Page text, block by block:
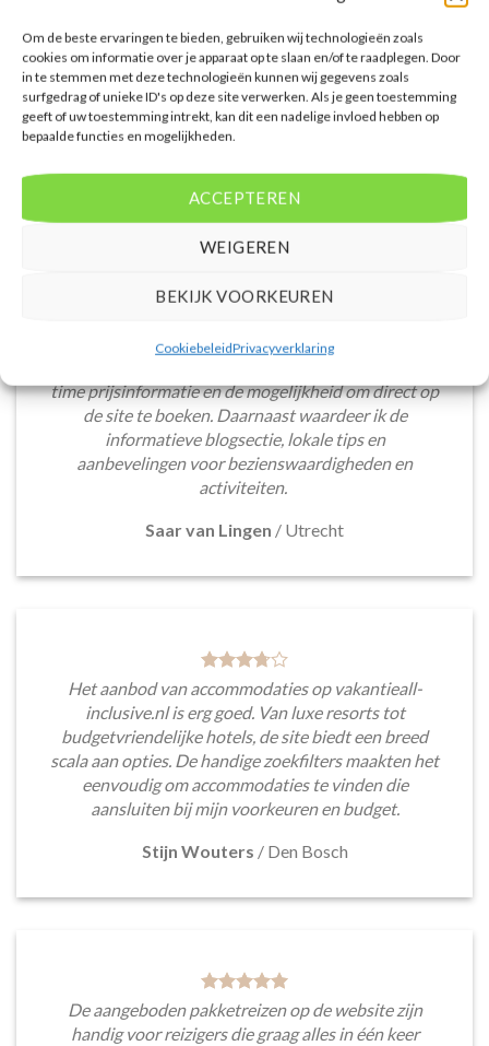
Om de beste ervaringen te bieden, gebruiken wij technologieën zoals
cookies om informatie over je apparaat op te slaan en/of te raadplegen. Door
in te stemmen met deze technologieën kunnen wij gegevens zoals
surfgedrag of unieke ID's op deze site verwerken. Als je geen toestemming
geeft of uw toestemming intrekt, kan dit een nadelige invloed hebben op
bepaalde functies en mogelijkheden.
ACCEPTEREN
WEIGEREN
BEKIJK VOORKEUREN
CookiebeleidPrivacyverklaring
PRIJZEN EN BOEKEN
per persoon.
PRIJZEN EN BOEKEN
WAT ZE OVER ONS ZEGGEN
accommodaties met verschillende filters zoals
time prijsinformatie en de mogelijkheid om direct op
de site te boeken. Daarnaast waardeer ik de
informatieve blogsectie, lokale tips en
aanbevelingen voor bezienswaardigheden en
activiteiten.
Saar van Lingen / Utrecht
Het aanbod van accommodaties op vakantieall-
inclusive.nl is erg goed. Van luxe resorts tot
budgetvriendelijke hotels, de site biedt een breed
scala aan opties. De handige zoekfilters maakten het
eenvoudig om accommodaties te vinden die
aansluiten bij mijn voorkeuren en budget.
Stijn Wouters / Den Bosch
De aangeboden pakketreizen op de website zijn
handig voor reizigers die graag alles in één keer